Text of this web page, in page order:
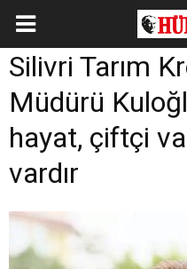
Silivri Tarım
Müdürü
hayat, çiftçi
vardır